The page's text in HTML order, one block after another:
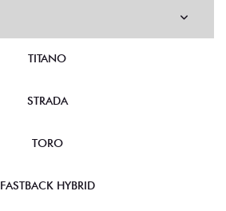
TITANO
STRADA
TORO
FASTBACK HYBRID